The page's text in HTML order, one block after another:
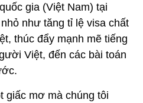
gia (Việt Nam) tại
như tăng tỉ lệ visa chất
thúc đẩy mạnh mẽ tiếng
Việt, đến các bài toán
giấc mơ mà chúng tôi